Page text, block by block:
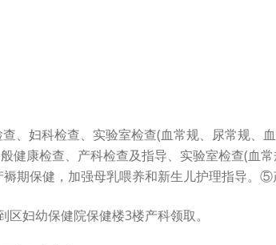
、妇科检查、实验室检查(血常规、尿常规
康检查、产科检查及指导、实验室检查(血
期保健，加强母乳喂养和新生儿护理指导。⑤
妇幼保健院保健楼3楼产科领取。